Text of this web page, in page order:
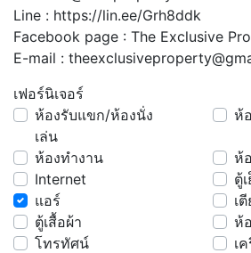
Line : https://lin.ee/Grh8ddk
Facebook page : The Exclusive
E-mail :
เฟอร์นิเจอร์
ห้องรับแขก/ห้องนั่ง
เล่น
ห้
ห้องทำงาน
ห้
Internet
ตู้
แอร์
เ
ตู้เสื้อผ้า
ห้
โทรทัศน์
เ